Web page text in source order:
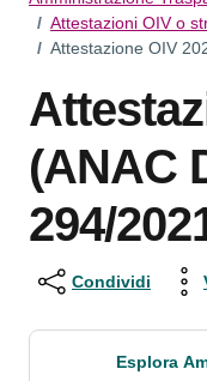
/ Attestazioni OIV o
/ Attestazione OIV
(ANAC
294/
Condividi
Esplora